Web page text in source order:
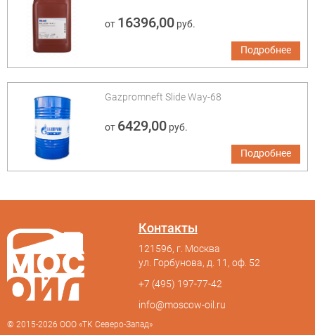
от 16396,00руб.
Подробнее
Gazpromneft Slide Way-68
от 6429,00руб.
Подробнее
Контакты
121596, г. Москва
ул. Горбунова, д. 11, оф. 52
+7 (495) 197-77-42
info@moscow-oil.ru
© 2015-2026 ООО «ТК Северо-Запад»